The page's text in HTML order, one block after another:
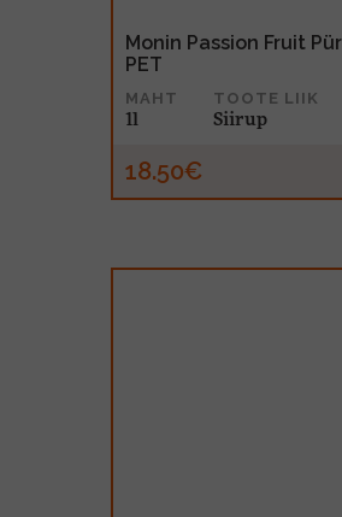
Monin Passion Fruit
PET
MAHT
1l
TOOTE LIIK
Siirup
18.50€